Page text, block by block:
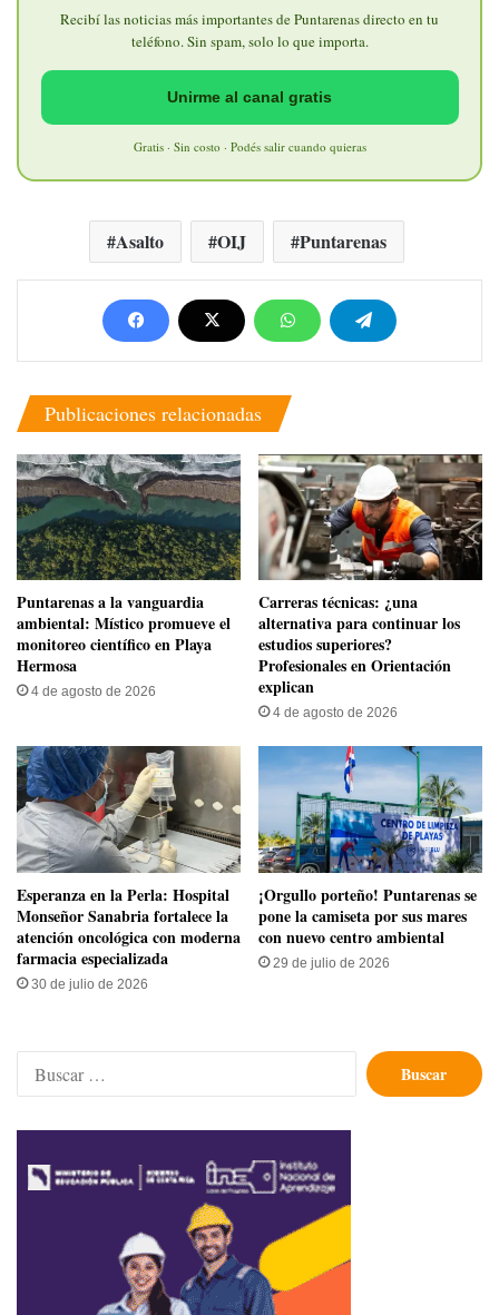
Recibí las noticias más importantes de Puntarenas directo en tu
teléfono. Sin spam, solo lo que importa.
Unirme al canal gratis
Gratis · Sin costo · Podés salir cuando quieras
Asalto OIJ Puntarenas
Publicaciones relacionadas
​Puntarenas a la vanguardia
ambiental: Místico promueve el
monitoreo científico en Playa
Hermosa
4 de agosto de 2026
Carreras técnicas: ¿una
alternativa para continuar los
estudios superiores?
Profesionales en Orientación
explican
4 de agosto de 2026
​Esperanza en la Perla: Hospital
Monseñor Sanabria fortalece la
atención oncológica con moderna
farmacia especializada
30 de julio de 2026
​¡Orgullo porteño! Puntarenas se
pone la camiseta por sus mares
con nuevo centro ambiental
29 de julio de 2026
Buscar: